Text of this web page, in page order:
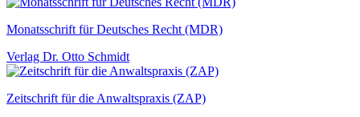
Monatsschrift für Deutsches Recht (MDR)
Verlag Dr. Otto Schmidt
Zeitschrift für die Anwaltspraxis (ZAP)